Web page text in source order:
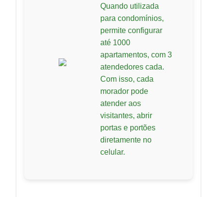
Quando utilizada
para condomínios,
permite configurar
até 1000
apartamentos, com 3
atendedores cada.
Com isso, cada
morador pode
atender aos
visitantes, abrir
portas e portões
diretamente no
celular.